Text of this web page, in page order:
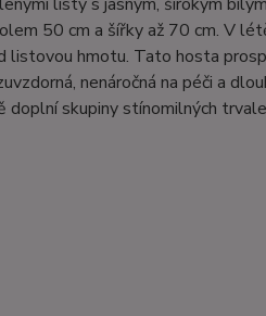
50 cm a šířky až 70 cm. V
listovou hmotu. Tato hosta
nenáročná na péči a
doplní skupiny stínomilných